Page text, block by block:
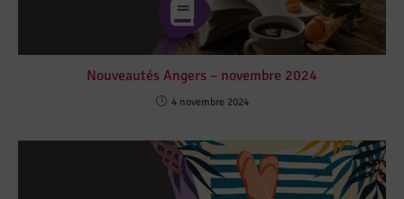
Nouveautés Angers – novembre 2024
4 novembre 2024